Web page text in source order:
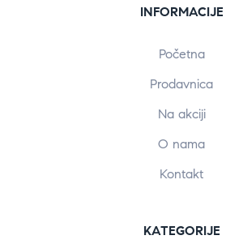
INFORMACIJE
Početna
Prodavnica
Na akciji
O nama
Kontakt
KATEGORIJE